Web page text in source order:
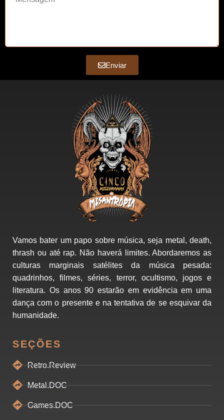
Enviar
Vamos bater um papo sobre música, seja metal, death,
thrash ou até rap. Não haverá limites. Abordaremos as
culturas marginais satélites da música pesada:
quadrinhos, filmes, séries, terror, ocultismo, jogos e
literatura. Os anos 90 estarão em evidência em uma
dança com o presente e na tentativa de se esquivar da
humanidade.
SEÇÕES
Retro.Review
Metal.DOC
Games.DOC